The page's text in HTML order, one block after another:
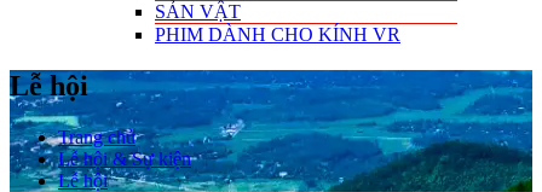
SẢN VẬT
PHIM DÀNH CHO KÍNH VR
Lễ hội
Trang chủ
Lễ hội & Sự kiện
Lễ hội